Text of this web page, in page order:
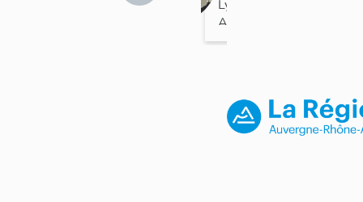
Lyon 1er
Arrondissement